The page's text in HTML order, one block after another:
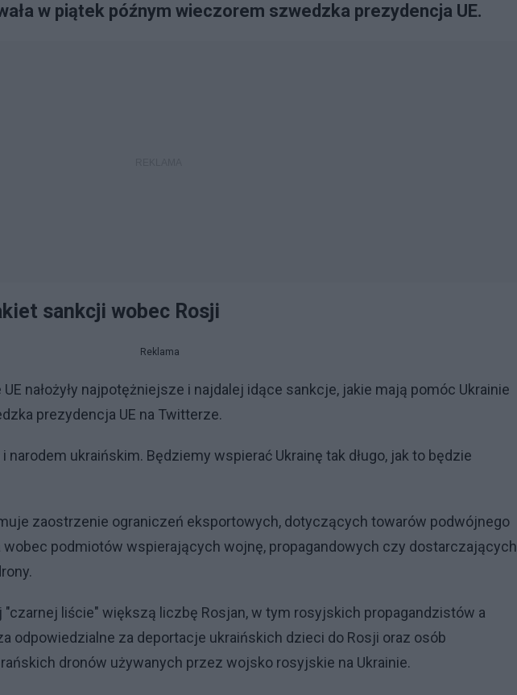
w piątek późnym wieczorem szwedzka prezydencja UE.
sankcji wobec Rosji
Reklama
nałożyły najpotężniejsze i najdalej idące sankcje, jakie mają pomóc Ukrainie
prezydencja UE na Twitterze.
narodem ukraińskim. Będziemy wspierać Ukrainę tak długo, jak to będzie
zaostrzenie ograniczeń eksportowych, dotyczących towarów podwójnego
wobec podmiotów wspierających wojnę, propagandowych czy dostarczających
"czarnej liście" większą liczbę Rosjan, w tym rosyjskich propagandzistów a
odpowiedzialne za deportacje ukraińskich dzieci do Rosji oraz osób
dronów używanych przez wojsko rosyjskie na Ukrainie.